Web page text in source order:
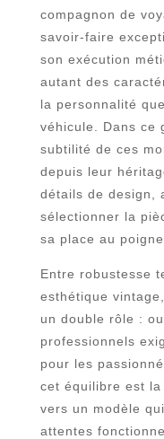
compagnon de
savoir-faire
son exécution
autant des
la personnalité
véhicule. Dans ce
subtilité de ces
depuis leur
détails de design,
sélectionner la
sa place au
Entre robustesse
esthétique
un double rôle :
professionnels
pour les
cet équilibre est
vers un modèle
attentes